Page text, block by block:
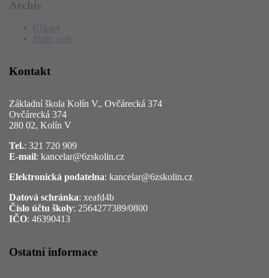
Archív
Články
Starý web
Kontakt
Základní škola Kolín V., Ovčárecká 374
Ovčárecká 374
280 02, Kolín V
Tel.: 321 720 909
E-mail: kancelar@6zskolin.cz
Elektronická podatelna: kancelar@6zskolin.cz
Datová schránka: xeafd4b
Číslo účtu školy: 2564277389/0800
IČO: 46390413
Ostatní informace